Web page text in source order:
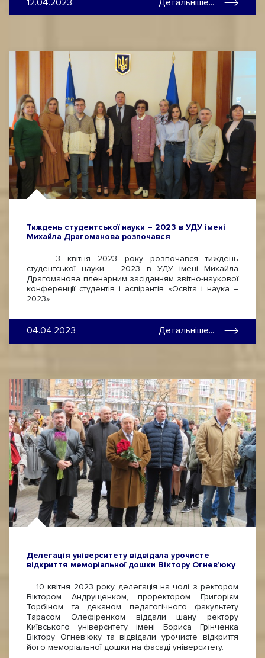
12.04.2023 Детальніше...
Тиждень студентської науки – 2023 в УДУ імені
Михайла Драгоманова розпочався
3 квітня 2023 року розпочався тиждень
студентської науки – 2023 в УДУ імені Михайла
Драгоманова пленарним засіданням звітно-наукової
конференції студентів і аспірантів «Освіта і наука –
2023».
04.04.2023 Детальніше...
Делегація університету відвідала урочисте
відкриття меморіальної дошки Віктору Огнев’юку
10 квітня 2023 року делегація на чолі з ректором
Віктором Андрущенком, проректором Григорієм
Торбіном та деканом педагогічного факультету
Тарасом Олефіренком віддали шану ректору
Київського університету імені Бориса Грінченка
Віктору Огневʼюку та відвідали урочисте відкриття
його меморіальної дошки на фасаді університету.